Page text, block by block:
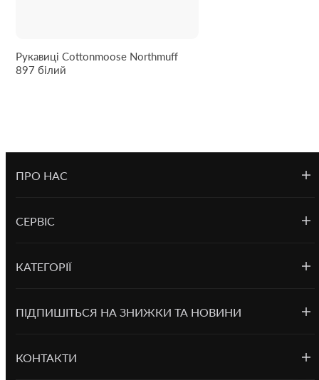
Рукавиці Cottonmoose Northmuff
897 білий
ПРО НАС
СЕРВІС
КАТЕГОРІЇ
ПІДПИШІТЬСЯ НА ЗНИЖКИ ТА НОВИНИ
КОНТАКТИ